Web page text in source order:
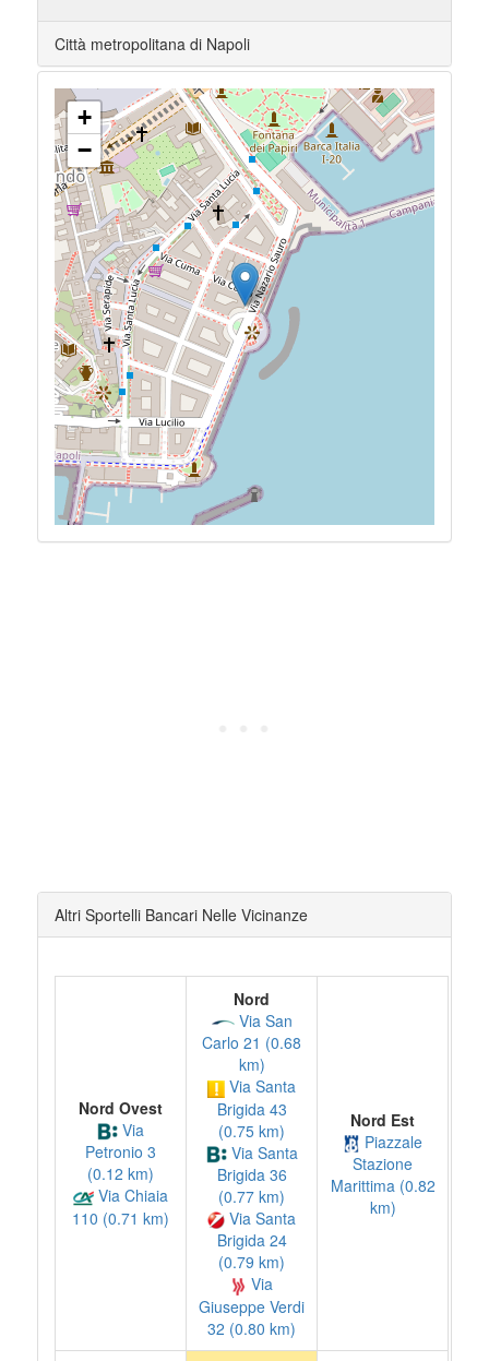
Città metropolitana di Napoli
+
−
Altri Sportelli Bancari Nelle Vicinanze
Nord Ovest
Via
Petronio 3
(0.12 km)
Via Chiaia
110 (0.71 km)
Nord
Via San
Carlo 21 (0.68
km)
Via Santa
Brigida 43
(0.75 km)
Via Santa
Brigida 36
(0.77 km)
Via Santa
Brigida 24
(0.79 km)
Via
Giuseppe Verdi
32 (0.80 km)
Nord Est
Piazzale
Stazione
Marittima (0.82
km)